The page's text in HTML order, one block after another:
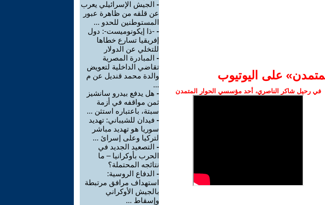
على اليوتيوب
في رحيل شاكر الناصري، أحد مؤسسي الحوار المتمدن
- الجيش الإسرائيلي يعرب
عن قلقه من ظاهرة عبور
المستوطنين للحدو ...
- -ذا إيكونوميست-: دول
إفريقيا تسارع خطاها
للتخلي عن الدولار
- المبادرة المصرية
تقاضي الداخلية لتعويض
والدة محمد قنديل عن م
...
- هل يدفع بيدرو سانشيز
ثمن مواقفه في أزمة
سبتة، باعتباره استثن ...
- فيدان للشيباني: تهديد
سوريا هو تهديد مباشر
لتركيا وعلى إسرائ ...
- التصعيد الجديد في
الحرب بأوكرانيا – ما
نتائجه المحتملة؟
- الدفاع الروسية:
استهداف مرافق مرتبطة
بالجيش الأوكراني
وإسقاط ...